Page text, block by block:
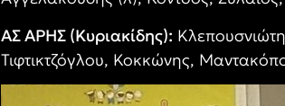
ΑΣ ΑΡΗΣ (Κυριακίδης):
Τιφτικτζόγλου, Κοκκώνης,